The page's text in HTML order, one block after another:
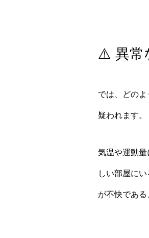
⚠️ 異常
では、どの
疑われます。
気温や運動量
しい部屋にい
が不快である